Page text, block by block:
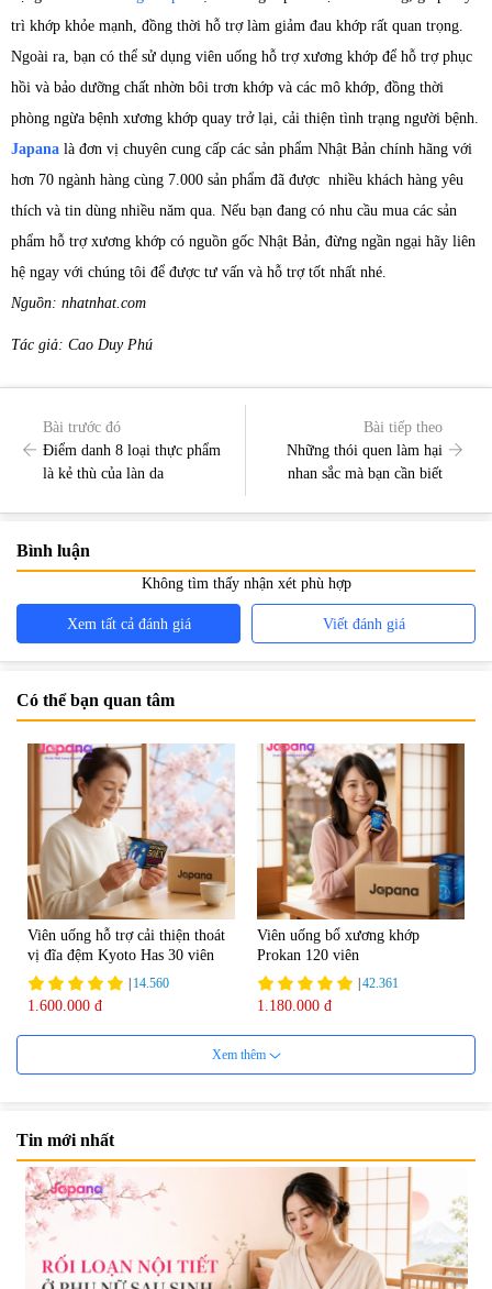
trì khớp khỏe mạnh, đồng thời hỗ trợ làm giảm đau khớp rất quan trọng.
Ngoài ra, bạn có thể sử dụng viên uống hỗ trợ xương khớp để hỗ trợ phục
hồi và bảo dưỡng chất nhờn bôi trơn khớp và các mô khớp, đồng thời
phòng ngừa bệnh xương khớp quay trở lại, cải thiện tình trạng người bệnh.
Japana là đơn vị chuyên cung cấp các sản phẩm Nhật Bản chính hãng với
hơn 70 ngành hàng cùng 7.000 sản phẩm đã được nhiều khách hàng yêu
thích và tin dùng nhiều năm qua. Nếu bạn đang có nhu cầu mua các sản
phẩm hỗ trợ xương khớp có nguồn gốc Nhật Bản, đừng ngần ngại hãy liên
hệ ngay với chúng tôi để được tư vấn và hỗ trợ tốt nhất nhé.
Nguồn: nhatnhat.com
Tác giả: Cao Duy Phú
Bài trước đó
Điểm danh 8 loại thực phẩm
là kẻ thù của làn da
Bài tiếp theo
Những thói quen làm hại
nhan sắc mà bạn cần biết
Bình luận
Không tìm thấy nhận xét phù hợp
Xem tất cả đánh giá Viết đánh giá
Có thể bạn quan tâm
Viên uống hỗ trợ cải thiện thoát
vị đĩa đệm Kyoto Has 30 viên
14.560
1.600.000 đ
Viên uống bổ xương khớp
Prokan 120 viên
42.361
1.180.000 đ
Viên uống hỗ trợ Gout Ribeto
Shoji The Goutto 150 viên
73.520
Viên uống hỗ trợ xương khớp
Kendai Glucosamine Hộp 180
viên
|9.280
Xem thêm
Tin mới nhất